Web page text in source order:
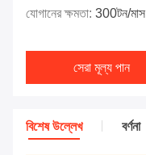
যোগানের ক্ষমতা: 300টন/মাস
সেরা মূল্য পান
বিশেষ উল্লেখ বর্ণনা